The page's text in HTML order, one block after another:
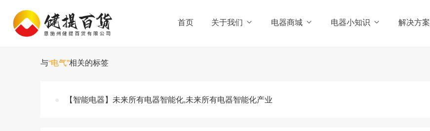
首页 关于我们 电器商城 电器小知识 解决方案
与“电气”相关的标签
【智能电器】未来所有电器智能化,未来所有电器智能化产业